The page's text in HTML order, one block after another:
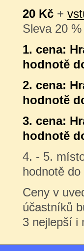
20 Kč +
Sleva 20
1. cena:
hodnotě
2. cena:
hodnotě
3. cena:
hodnotě
4. - 5.
hodnotě
Ceny v
účastníků
3 nejlepší i